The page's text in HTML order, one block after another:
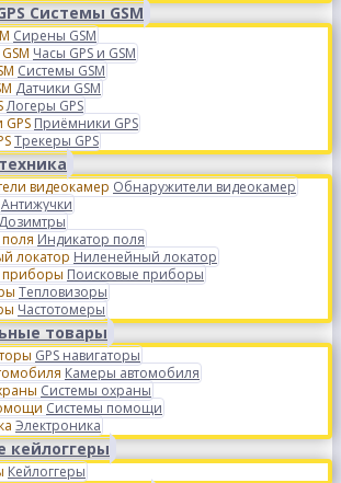
Системы GSM
Сирены GSM
Часы GPS и GSM
Системы GSM
Датчики GSM
Логеры GPS
Приёмники GPS
Трекеры GPS
Обнаружители видеокамер
Антижучки
Дозимтры
Индикатор поля
Ниленейный локатор
Поисковые приборы
Тепловизоры
Частотомеры
товары
GPS навигаторы
Камеры автомобиля
Системы охраны
Системы помощи
Электроника
кейлоггеры
Кейлоггеры